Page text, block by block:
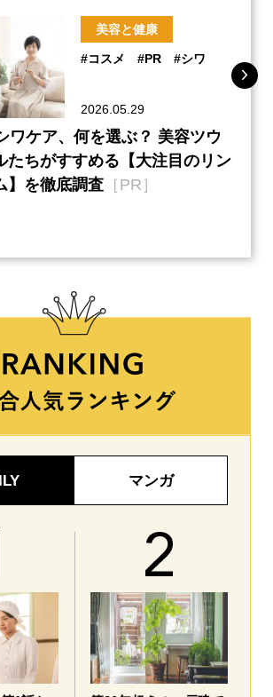
美容と健康
#コスメ #PR #シワ
2026.05.29
ワケア、何を選ぶ？ 美容ツウ
たちがすすめる【大注目のリン
】を徹底調査 ［PR］
マンガ